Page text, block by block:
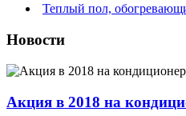
Теплый пол,
Новости
Акция в 2018 на